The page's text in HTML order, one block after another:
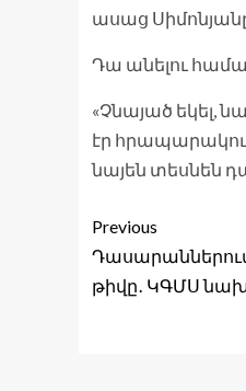
ասաց
Դա անելու
«Չնայած եկել,
էր
նայեն տեսնեն
Previous
թիվը․ ԿԳՄՍ